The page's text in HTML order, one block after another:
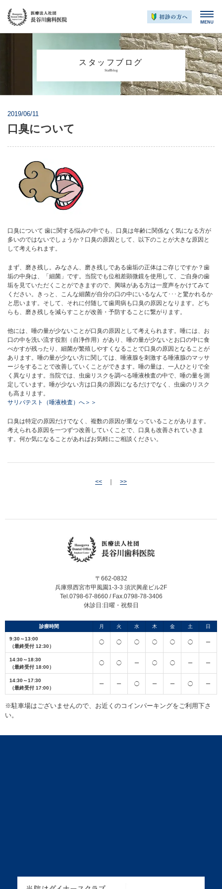
スタッフブログ
Staffblog
2019/06/11
口臭について
口臭について 歯に関する悩みの中でも、口臭は年齢に関係なく気になる方が
多いのではないでしょうか？口臭の原因として、以下のことが大きな原因と
して考えられます。
まず、磨き残し。みなさん、磨き残しである歯垢の正体はご存じですか？歯
垢の中身は、「細菌」です。当院でも位相差顕微鏡を使用して、ご自身の歯
垢を見ていただくことができますので、興味がある方は一度声をかけてみて
ください。きっと、こんな細菌が自分の口の中にいるなんて･･･と驚かれるか
と思います。そして、それに付随して歯周病も口臭の原因となります。どち
らも、磨き残しを減らすことが改善・予防することに繋がります。
他には、唾の量が少ないことが口臭の原因として考えられます。唾には、お
口の中を洗い流す役割（自浄作用）があり、唾の量が少ないとお口の中に食
べかすが残ったり、細菌が繁殖しやすくなることで口臭の原因となることが
あります。唾の量が少ない方に関しては、唾液腺を刺激する唾液腺のマッサ
ージをすることで改善していくことができます。唾の量は、一人ひとりで全
く異なります。当院では、虫歯リスクを調べる唾液検査の中で、唾の量を測
定しています。唾が少ない方は口臭の原因になるだけでなく、虫歯のリスク
も高まります。
サリバテスト（唾液検査）へ＞＞
口臭は特定の原因だけでなく、複数の原因が重なっていることがあります。
考えられる原因を一つずつ改善していくことで、口臭も改善されていきま
す。何か気になることがあればお気軽にご相談ください。
<< >>
〒662-0832
兵庫県西宮市甲風園1-3-3 須沢興産ビル2F
Tel.0798-67-8660 / Fax.0798-78-3406
休診日:日曜・祝祭日
診療時間 月 火 水 木 金 土 日
9:30～13:00
（最終受付 12:30）
◯ ◯ ◯ ◯ ◯ ◯ ー
14:30～18:30
（最終受付 18:00）
◯ ◯ ー ◯ ◯ ー ー
14:30～17:30
（最終受付 17:00）
ー ー ◯ ー ー ◯ ー
※駐車場はございませんので、お近くのコインパーキングをご利用下さ
い。